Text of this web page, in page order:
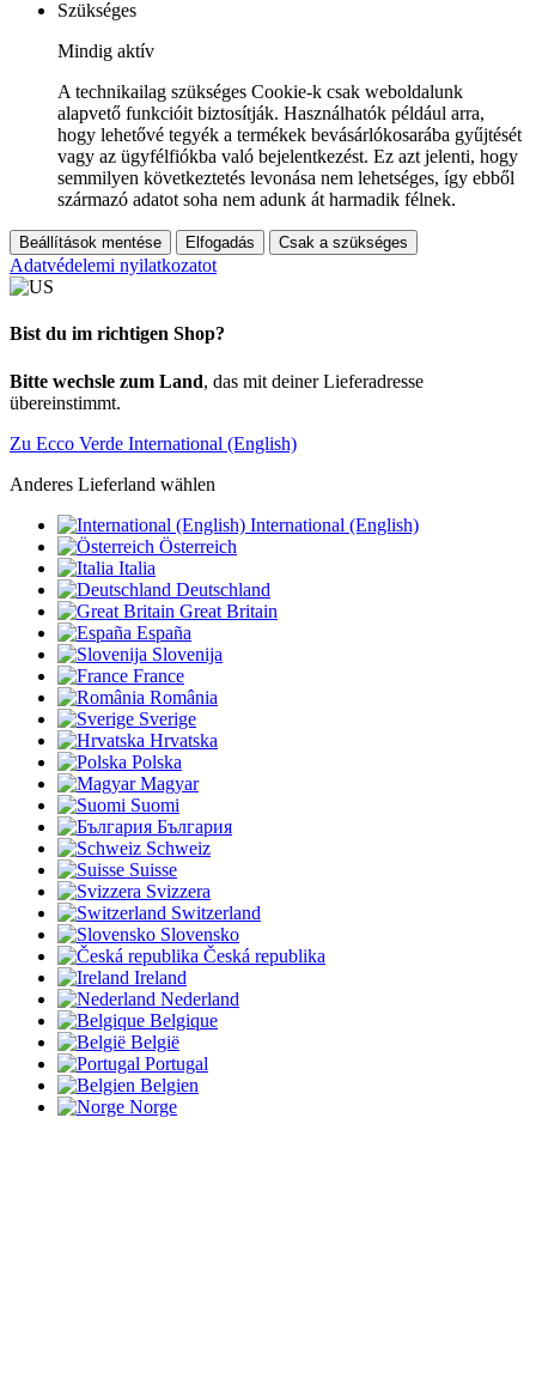
Szükséges
Mindig aktív
A technikailag szükséges Cookie-k csak weboldalunk
alapvető funkcióit biztosítják. Használhatók például arra,
hogy lehetővé tegyék a termékek bevásárlókosarába gyűjtését
vagy az ügyfélfiókba való bejelentkezést. Ez azt jelenti, hogy
semmilyen következtetés levonása nem lehetséges, így ebből
származó adatot soha nem adunk át harmadik félnek.
Beállítások mentése Elfogadás Csak a szükséges
Adatvédelemi nyilatkozatot
Bist du im richtigen Shop?
Bitte wechsle zum Land, das mit deiner Lieferadresse
übereinstimmt.
Zu Ecco Verde International (English)
Anderes Lieferland wählen
International (English)
Österreich
Italia
Deutschland
Great Britain
España
Slovenija
France
România
Sverige
Hrvatska
Polska
Magyar
Suomi
България
Schweiz
Suisse
Svizzera
Switzerland
Slovensko
Česká republika
Ireland
Nederland
Belgique
België
Portugal
Belgien
Norge